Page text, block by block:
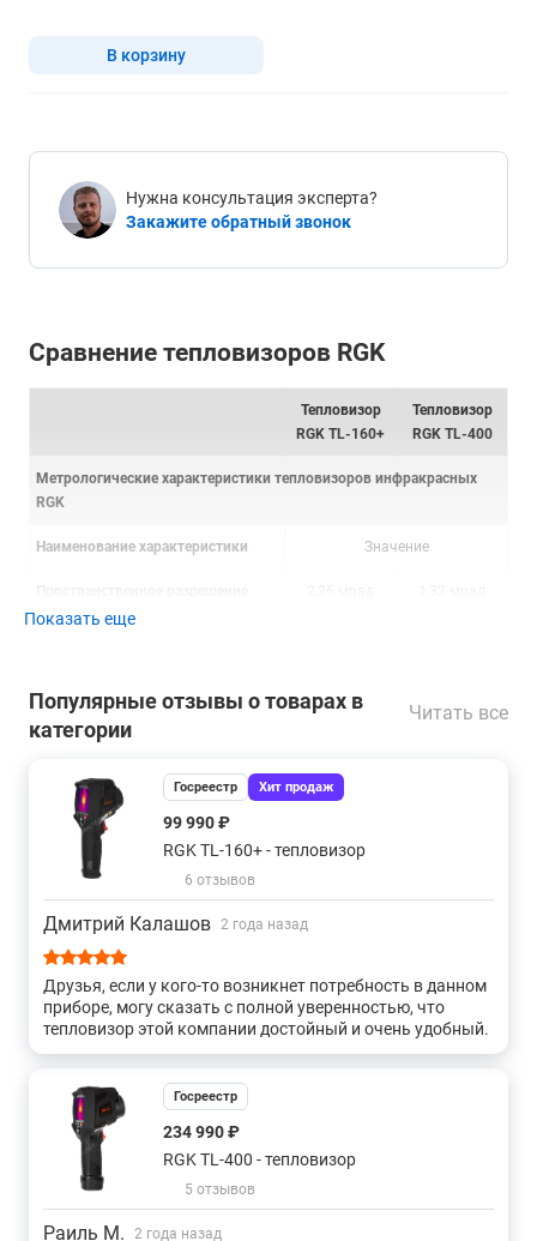
В корзину
Нужна консультация эксперта?
Закажите обратный звонок
Сравнение тепловизоров RGK
Тепловизор
RGK TL-160+
Тепловизор
RGK TL-400
Метрологические характеристики тепловизоров инфракрасных
RGK
Наименование характеристики Значение
Пределы допускаемой абсолютной
погрешности измерений
до +100 °С включ., °С
Пределы допускаемой
относительной погрешности
измерений температуры в
Порог температурной
чувствительности (при
температуре объекта +30 °С)
Спектральный диапазон от 8 до 14 мкм
горизонтали x градус по вертикали
Минимальное фокусное расстояние
Коэффициент излучательной
способности (изменяемый)
Показать еще
Популярные отзывы о товарах в
категории
Читать все
Госреестр Хит продаж
99 990 ₽
RGK TL-160+ - тепловизор
6 отзывов
Дмитрий Калашов 2 года назад
Друзья, если у кого-то возникнет потребность в данном
приборе, могу сказать с полной уверенностью, что
тепловизор этой компании достойный и очень удобный.
Госреестр
234 990 ₽
RGK TL-400 - тепловизор
5 отзывов
Раиль М. 2 года назад